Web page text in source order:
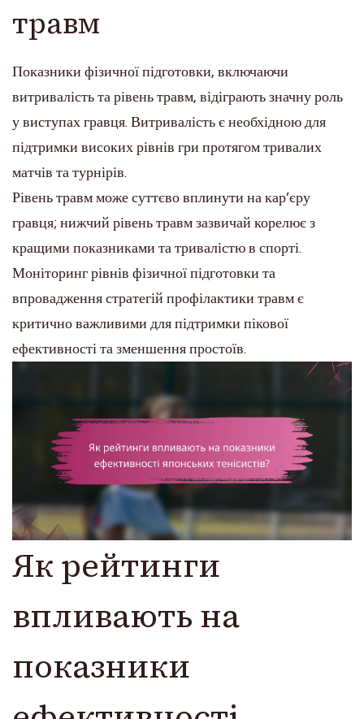
травм
Показники фізичної підготовки, включаючи
витривалість та рівень травм, відіграють значну роль
у виступах гравця. Витривалість є необхідною для
підтримки високих рівнів гри протягом тривалих
матчів та турнірів.
Рівень травм може суттєво вплинути на кар’єру
гравця; нижчий рівень травм зазвичай корелює з
кращими показниками та тривалістю в спорті.
Моніторинг рівнів фізичної підготовки та
впровадження стратегій профілактики травм є
критично важливими для підтримки пікової
ефективності та зменшення простоїв.
Як рейтинги
впливають на
показники